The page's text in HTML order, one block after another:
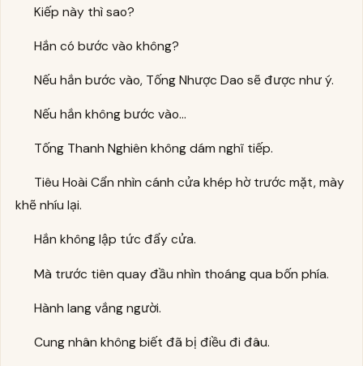
Kiếp này thì sao?
Hắn có bước vào không?
Nếu hắn bước vào, Tống Nhược Dao sẽ được như ý.
Nếu hắn không bước vào…
Tống Thanh Nghiên không dám nghĩ tiếp.
Tiêu Hoài Cẩn nhìn cánh cửa khép hờ trước mặt, mày
khẽ nhíu lại.
Hắn không lập tức đẩy cửa.
Mà trước tiên quay đầu nhìn thoáng qua bốn phía.
Hành lang vắng người.
Cung nhân không biết đã bị điều đi đâu.